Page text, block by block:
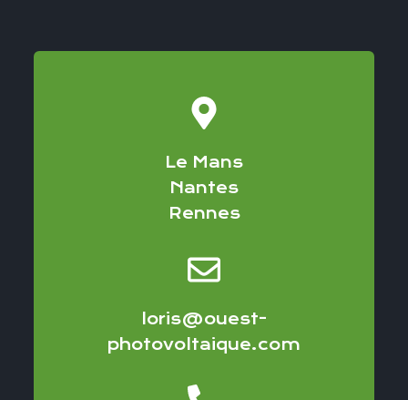
Le Mans
Nantes
Rennes
loris@ouest-
photovoltaique.com